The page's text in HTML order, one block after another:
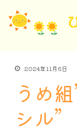
2024年11月6日
うめ
シル”